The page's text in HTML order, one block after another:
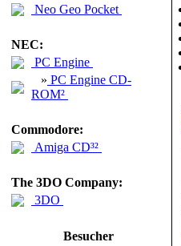
Neo Geo Pocket
NEC:
PC Engine
» PC Engine CD-
ROM²
Commodore:
Amiga CD³²
The 3DO Company:
3DO
Besucher